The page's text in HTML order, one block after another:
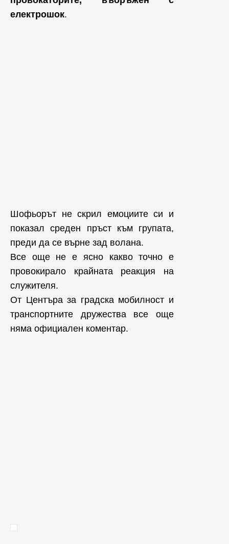
електрошок.
Шофьорът не скрил емоциите си и
показал среден пръст към групата,
преди да се върне зад волана.
Все още не е ясно какво точно е
провокирало крайната реакция на
служителя.
От Центъра за градска мобилност и
транспортните дружества все още
няма официален коментар.